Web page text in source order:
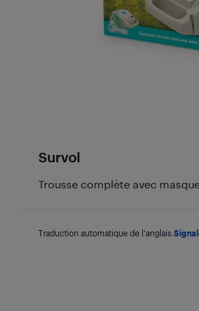
Survol
Trousse complète avec
Traduction automatique de l'anglais.